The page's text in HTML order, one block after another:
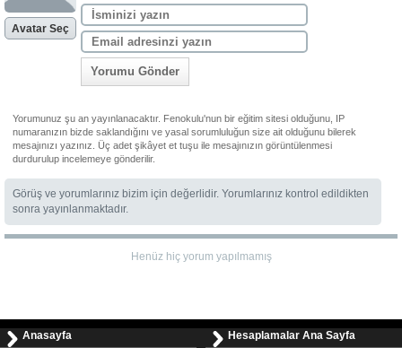
Avatar Seç
Yorumu Gönder
Yorumunuz şu an yayınlanacaktır. Fenokulu'nun bir eğitim sitesi olduğunu, IP
numaranızın bizde saklandığını ve yasal sorumluluğun size ait olduğunu bilerek
mesajınızı yazınız. Üç adet şikâyet et tuşu ile mesajınızın görüntülenmesi
durdurulup incelemeye gönderilir.
Görüş ve yorumlarınız bizim için değerlidir. Yorumlarınız kontrol edildikten
sonra yayınlanmaktadır.
Henüz hiç yorum yapılmamış
Anasayfa
Hesaplamalar Ana Sayfa